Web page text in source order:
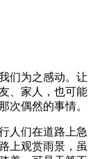
们为之感动。让
、家人，也可能
次偶然的事情。
人们在道路上急
上观赏雨景，虽